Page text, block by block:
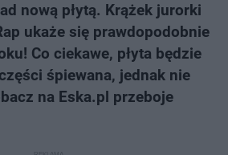
nową płytą. Krążek jurorki
ukaże się prawdopodobnie
Co ciekawe, płyta będzie
śpiewana, jednak nie
na Eska.pl przeboje